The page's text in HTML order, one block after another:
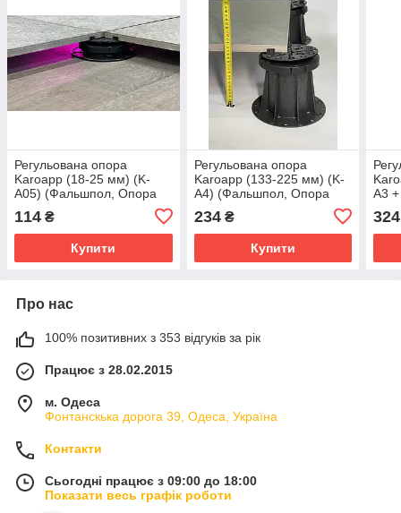
Регульована опора
Karoapp (18-25 мм) (K-
A05) (Фальшпол, Опора
для лаги і керамограніта )
114 ₴
Купити
Регульована опора
Karoapp (133-225 мм) (K-
A4) (Фальшпол, Опора
для лаги і керамограніта )
234₴
Купити
А3
324
Про нас
100% позитивних з 353 відгуків за рік
Працює з 28.02.2015
м. Одеса
Фонтанскька дорога 39, Одеса, Україна
Контакти
Сьогодні працює з 09:00 до 18:00
Показати весь графік роботи